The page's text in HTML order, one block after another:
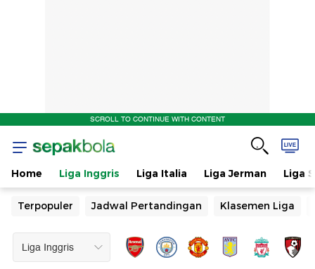
SCROLL TO CONTINUE WITH CONTENT
Home Liga Inggris Liga Italia Liga Jerman Liga
Terpopuler Jadwal Pertandingan Klasemen Liga